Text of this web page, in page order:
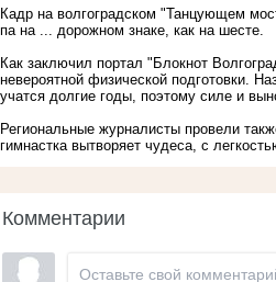
Кадр на волгоградском "Танцующем
па на ... дорожном знаке, как на шесте.
Как заключил портал "Блокнот
невероятной физической подготовки.
учатся долгие годы, поэтому силе и
Региональные журналисты провели
гимнастка вытворяет чудеса, с
Комментарии